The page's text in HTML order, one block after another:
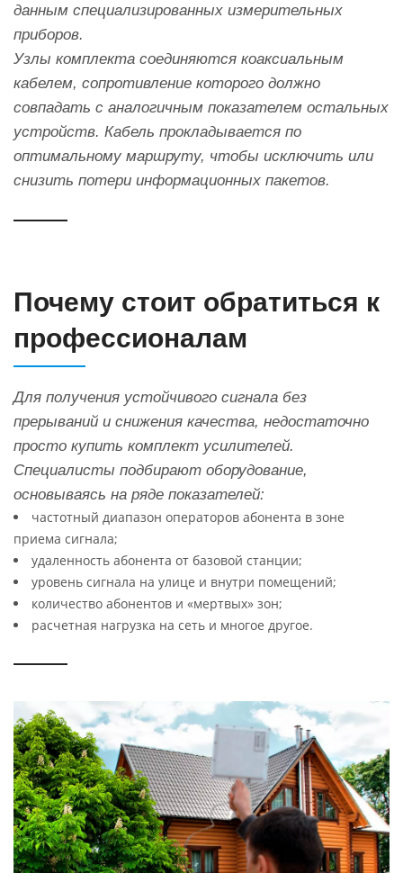
данным специализированных измерительных
приборов.
Узлы комплекта соединяются коаксиальным
кабелем, сопротивление которого должно
совпадать с аналогичным показателем остальных
устройств. Кабель прокладывается по
оптимальному маршруту, чтобы исключить или
снизить потери информационных пакетов.
Почему стоит обратиться к
профессионалам
Для получения устойчивого сигнала без
прерываний и снижения качества, недостаточно
просто купить комплект усилителей.
Специалисты подбирают оборудование,
основываясь на ряде показателей:
частотный диапазон операторов абонента в зоне
приема сигнала;
удаленность абонента от базовой станции;
уровень сигнала на улице и внутри помещений;
количество абонентов и «мертвых» зон;
расчетная нагрузка на сеть и многое другое.